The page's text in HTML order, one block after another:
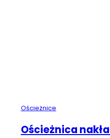
Ościeżnice
Ościeżnica